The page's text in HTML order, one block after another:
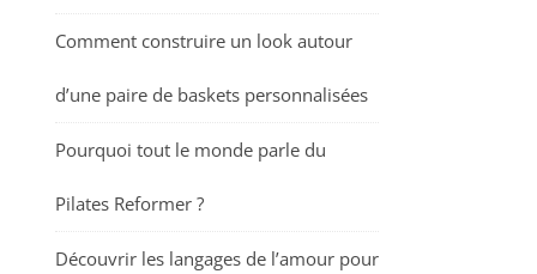
Comment construire un look autour
d’une paire de baskets personnalisées
Pourquoi tout le monde parle du
Pilates Reformer ?
Découvrir les langages de l’amour pour